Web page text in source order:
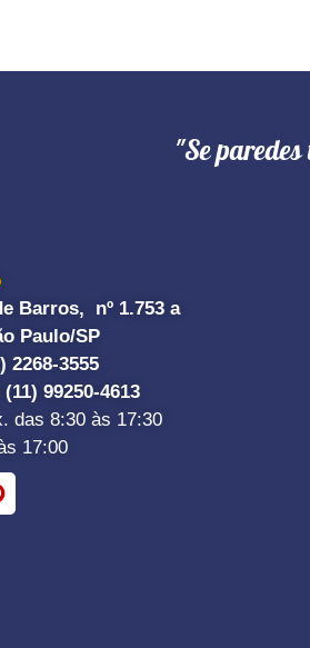
"Se
Barros, nº 1.753 a
Paulo/SP
2268-3555
99250-4613
das 8:30 às 17:30
17:00